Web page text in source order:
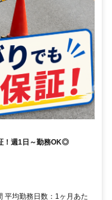
！週1日～勤務OK◎
平均勤務日数：1ヶ月あた